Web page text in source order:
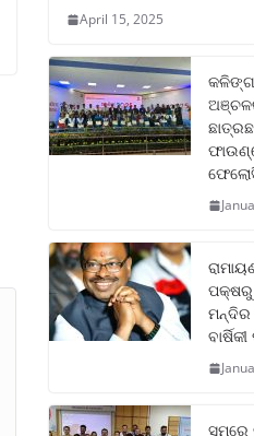
April 15, 2025
ପକ୍ଷରୁ
ସମ୍‌ରେ